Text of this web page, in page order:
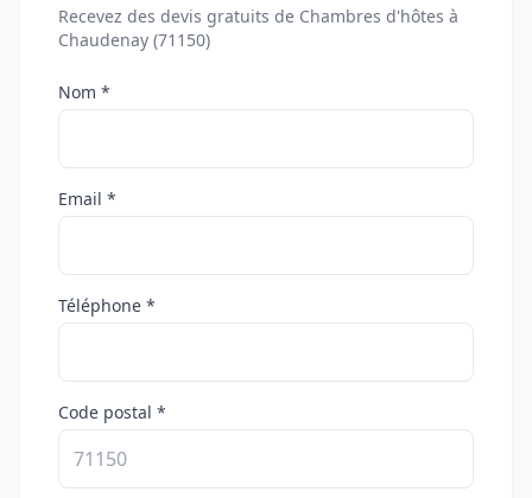
Recevez des devis gratuits de Chambres d'hôtes à
Chaudenay (71150)
Nom *
Email *
Téléphone *
Code postal *